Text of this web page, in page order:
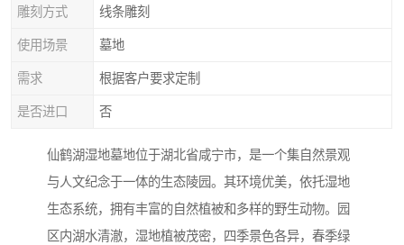
雕刻方式 线条雕刻
使用场景 墓地
需求 根据客户要求定制
是否进口 否
仙鹤湖湿地墓地位于湖北省咸宁市，是一个集自然景观
与人文纪念于一体的生态陵园。其环境优美，依托湿地
生态系统，拥有丰富的自然植被和多样的野生动物。园
区内湖水清澈，湿地植被茂密，四季景色各异，春季绿